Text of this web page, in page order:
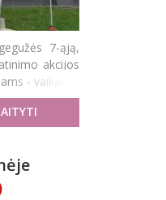
7-ąją,
akcijos
- vaikams.